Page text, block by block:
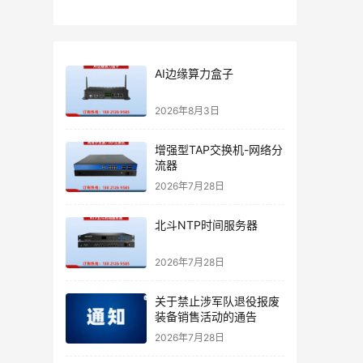
AI边缘算力盒子
2026年8月3日
增强型TAP交换机-网络分
流器
2026年7月28日
北斗NTP时间服务器
2026年7月28日
关于禁止涉军队退役报废
装备销售活动的通告
2026年7月28日